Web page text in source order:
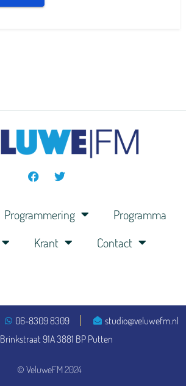
Programmering
Programma
Krant Contact
© VeluweFM 2024
06-8309 8309
studio@veluwefm.nl
Brinkstraat 91A 3881 BP Putten